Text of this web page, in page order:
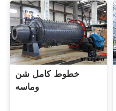
خطوط کامل شن
وماسه